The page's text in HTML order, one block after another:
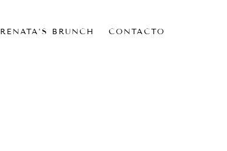
RENATA’S BRUNCH CONTACTO